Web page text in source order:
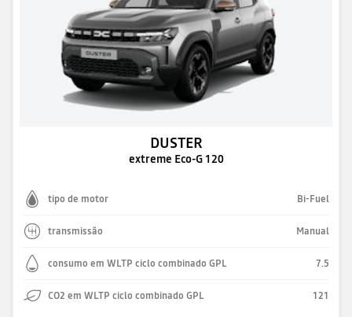
DUSTER
extreme Eco-G 120
tipo de motor Bi-Fuel
transmissão Manual
consumo em WLTP ciclo combinado GPL 7.5
CO2 em WLTP ciclo combinado GPL 121